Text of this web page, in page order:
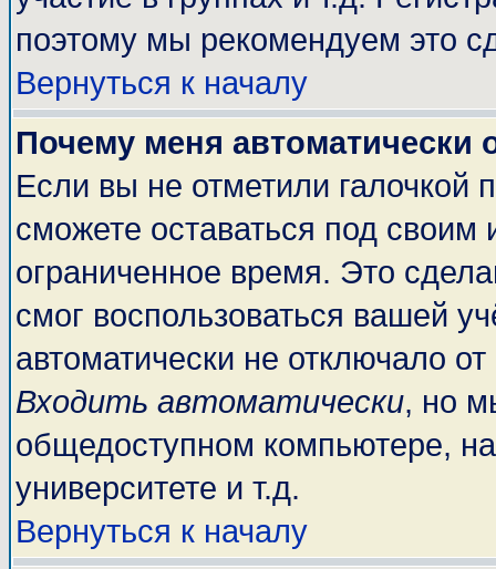
поэтому мы рекомендуем это
Вернуться к началу
Почему меня автоматически
Если вы не отметили галочкой
сможете оставаться под
ограниченное время. Это
смог воспользоваться вашей
автоматически не отключало
Входить автоматически, но
общедоступном компьютере,
университете и т.д.
Вернуться к началу